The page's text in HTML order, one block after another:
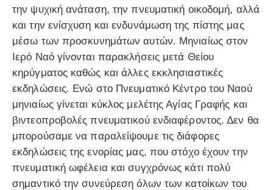
την ψυχική ανάταση, την πνευματική οικοδομή, αλλά
και την ενίσχυση και ενδυνάμωση της πίστης μας
μέσω των προσκυνημάτων αυτών. Μηνιαίως στον
Ιερό Ναό γίνονται παρακλήσεις μετά Θείου
κηρύγματος καθώς και άλλες εκκλησιαστικές
εκδηλώσεις. Ενώ στο Πνευματικό Κέντρο του Ναού
μηνιαίως γίνεται κύκλος μελέτης Αγίας Γραφής και
βιντεοπροβολές πνευματικού ενδιαφέροντος. Δεν θα
μπορούσαμε να παραλείψουμε τις διάφορες
εκδηλώσεις της ενορίας μας, που στόχο έχουν την
πνευματική ωφέλεια και συγχρόνως κάτι πολύ
σημαντικό την συνεύρεση όλων των κατοίκων του